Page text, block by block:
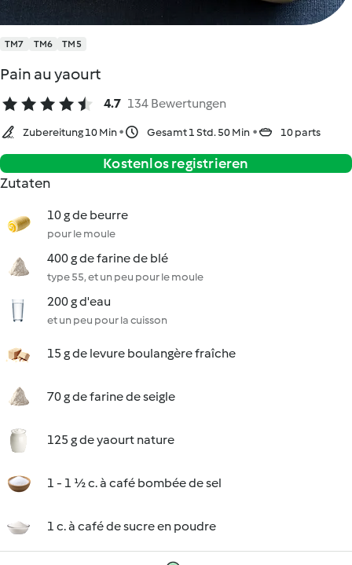
TM7 TM6 TM5
Pain au yaourt
4.7 134 Bewertungen
Zubereitung 10 Min Gesamt 1 Std. 50 Min 10 parts
Kostenlos registrieren
Zutaten
10 g de beurre
pour le moule
400 g de farine de blé
type 55, et un peu pour le moule
200 g d'eau
et un peu pour la cuisson
15 g de levure boulangère fraîche
70 g de farine de seigle
125 g de yaourt nature
1 - 1 ½ c. à café bombée de sel
1 c. à café de sucre en poudre